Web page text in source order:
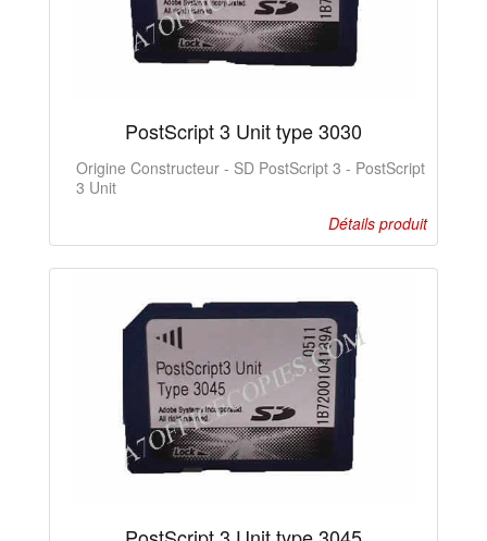
PostScript 3 Unit type 3030
Origine Constructeur - SD PostScript 3 - PostScript
3 Unit
Détails produit